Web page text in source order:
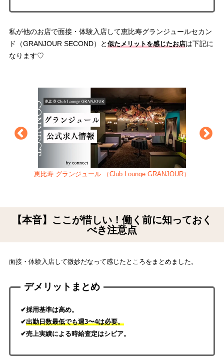
私が他のお店で面接・体験入店して恵比寿グランジュールセカン
ド（GRANJOUR SECOND）と 似たメリットを感じたお店は下記に
なります♡
恵比寿 グランジュール （Club Lounge GRANJOUR）
【本音】ここが惜しい！働く前に知っておく
べき注意点
面接・体験入店して微妙だなって感じたところをまとめました。
デメリットまとめ
✔採用基準は高め。
✔出勤日数最低でも週3〜4は必要。
✔売上実績による時給査定はシビア。